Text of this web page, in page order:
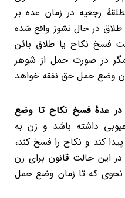
رجعیه در زمان عده بر
در حال نشوز واقع شده
فسخ نکاح‌ یا طلاق بائن
در صورت حمل از شوهر
وضع حمل حق نفقه خواهد
عدۀ فسخ نکاح تا وضع
داشته باشد و زن به
کند و نکاح را فسخ کند،
در این حالت قانون برای زن
نحوی که تا زمان وضع حمل